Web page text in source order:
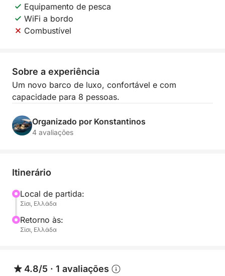
Equipamento de pesca
WiFi a bordo
Combustível
Sobre a experiência
Um novo barco de luxo, confortável e com
capacidade para 8 pessoas.
Organizado por Konstantinos
4 avaliações
Itinerário
Local de partida:
Σίσι, Ελλάδα
Retorno às:
Σίσι, Ελλάδα
4.8/5 · 1 avaliações